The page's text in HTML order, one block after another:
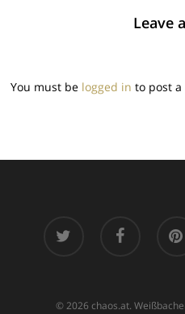
Leave
You must be logged in to post a
© 2026 chaos.at.